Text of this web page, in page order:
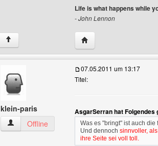
Life is what happens while
- John Lennon
↑ Website dieses
klein-paris
klein-paris Benutzer-Profile anzeigen
Offline
07.05.2011 um 13:17
Titel:
AsgarSerran hat Folgendes
Was es "bringt" ist auch
Und dennoch sinnvoller,
ihre Seite sei voll toll.